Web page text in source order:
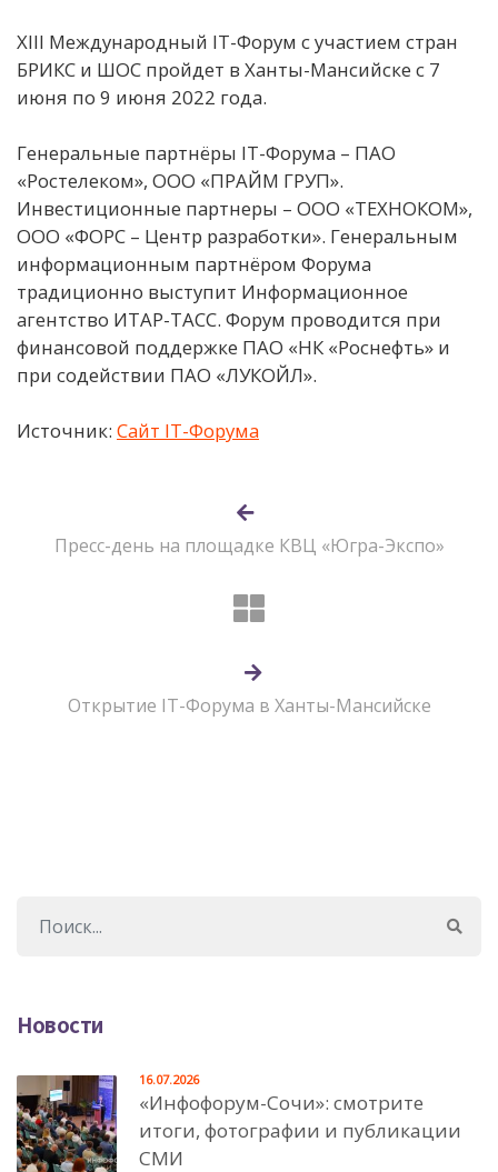
XIII Международный IT-Форум с участием стран
БРИКС и ШОС пройдет в Ханты-Мансийске с 7
июня по 9 июня 2022 года.
Генеральные партнёры IT-Форума – ПАО
«Ростелеком», ООО «ПРАЙМ ГРУП».
Инвестиционные партнеры – ООО «ТЕХНОКОМ»,
ООО «ФОРС – Центр разработки». Генеральным
информационным партнёром Форума
традиционно выступит Информационное
агентство ИТАР-ТАСС. Форум проводится при
финансовой поддержке ПАО «НК «Роснефть» и
при содействии ПАО «ЛУКОЙЛ».
Источник: Сайт IT-Форума
Пресс-день на площадке КВЦ «Югра-Экспо»
Открытие IT-Форума в Ханты-Мансийске
Новости
«Инфофорум-Сочи»: смотрите
итоги, фотографии и публикации
СМИ
16.07.2026